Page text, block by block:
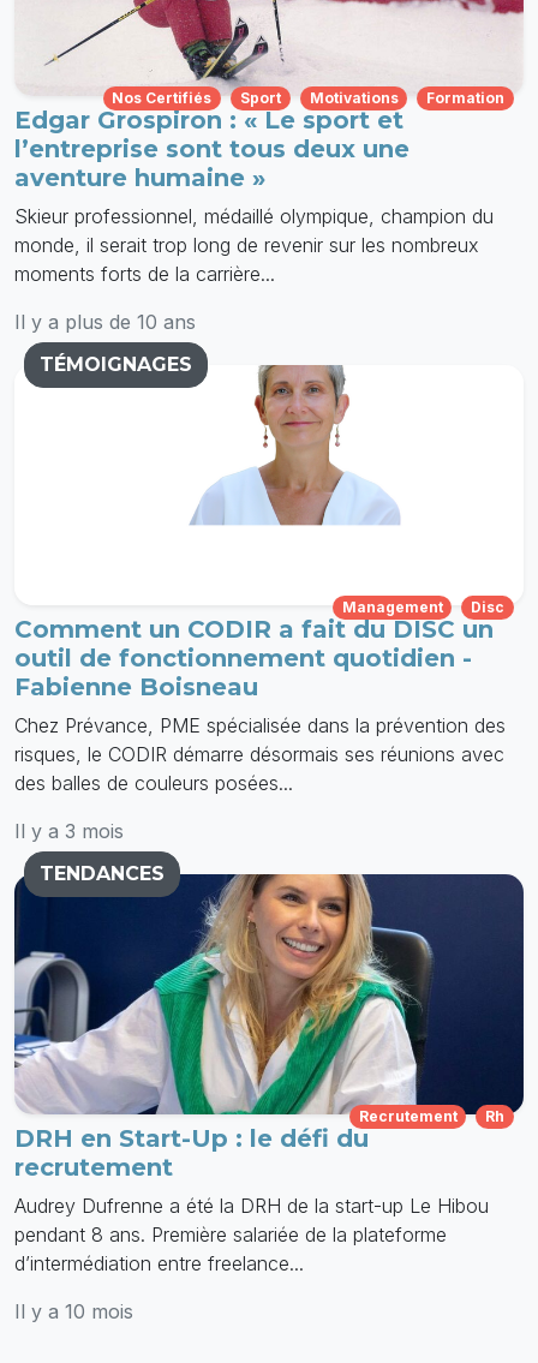
Nos Certifiés Sport Motivations Formation
Edgar Grospiron : « Le sport et
l’entreprise sont tous deux une
aventure humaine »
Skieur professionnel, médaillé olympique, champion du
monde, il serait trop long de revenir sur les nombreux
moments forts de la carrière...
Il y a plus de 10 ans
TÉMOIGNAGES
Management Disc
Comment un CODIR a fait du DISC un
outil de fonctionnement quotidien -
Fabienne Boisneau
Chez Prévance, PME spécialisée dans la prévention des
risques, le CODIR démarre désormais ses réunions avec
des balles de couleurs posées...
Il y a 3 mois
TENDANCES
Recrutement Rh
DRH en Start-Up : le défi du
recrutement
Audrey Dufrenne a été la DRH de la start-up Le Hibou
pendant 8 ans. Première salariée de la plateforme
d’intermédiation entre freelance...
Il y a 10 mois